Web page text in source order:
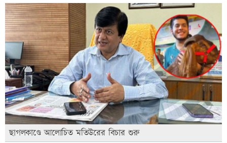
ছাগলকাণ্ডে আলোচিত মতিউরের বিচার শুরু